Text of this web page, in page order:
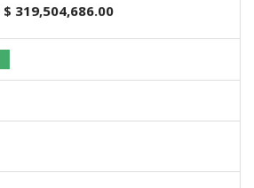
$ 319,504,686.00